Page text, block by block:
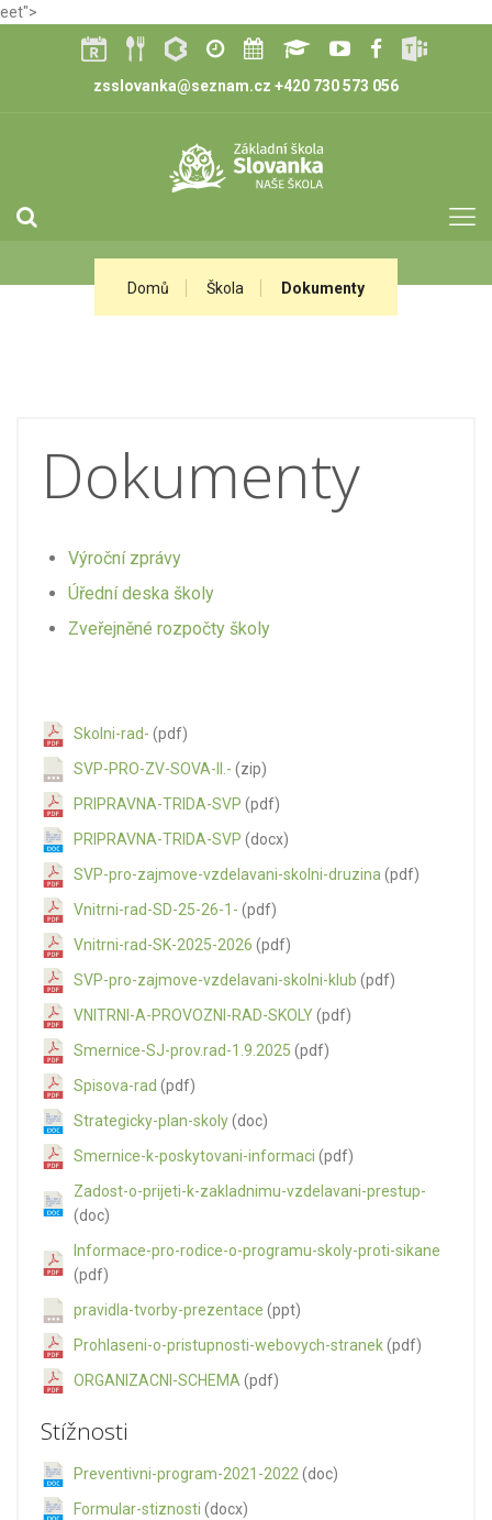
eet">
zsslovanka@seznam.cz +420 730 573 056
Domů Škola Dokumenty
Dokumenty
Výroční zprávy
Úřední deska školy
Zveřejněné rozpočty školy
Skolni-rad- (pdf)
SVP-PRO-ZV-SOVA-II.- (zip)
PRIPRAVNA-TRIDA-SVP (pdf)
PRIPRAVNA-TRIDA-SVP (docx)
SVP-pro-zajmove-vzdelavani-skolni-druzina (pdf)
Vnitrni-rad-SD-25-26-1- (pdf)
Vnitrni-rad-SK-2025-2026 (pdf)
SVP-pro-zajmove-vzdelavani-skolni-klub (pdf)
VNITRNI-A-PROVOZNI-RAD-SKOLY(pdf)
Smernice-SJ-prov.rad-1.9.2025 (pdf)
Spisova-rad (pdf)
Strategicky-plan-skoly(doc)
Smernice-k-poskytovani-informaci (pdf)
Zadost-o-prijeti-k-zakladnimu-vzdelavani-prestup-
(doc)
Informace-pro-rodice-o-programu-skoly-proti-sikane
(pdf)
pravidla-tvorby-prezentace (ppt)
Prohlaseni-o-pristupnosti-webovych-stranek(pdf)
ORGANIZACNI-SCHEMA (pdf)
Stížnosti
Preventivni-program-2021-2022 (doc)
Formular-stiznosti (docx)